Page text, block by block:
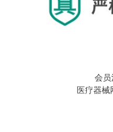
会
医疗器